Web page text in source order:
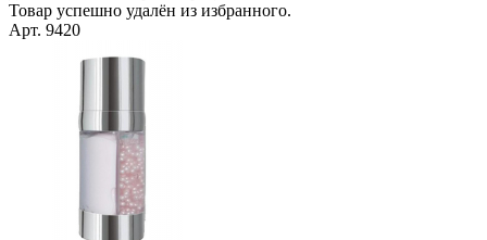
Товар успешно удалён из избранного.
Арт. 9420